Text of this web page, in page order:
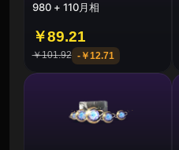
980 + 110月相
￥89.21
￥101.92 -￥12.71